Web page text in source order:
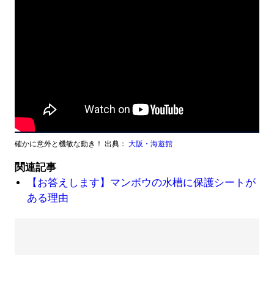
確かに意外と機敏な動き！ 出典： 大阪・海遊館
関連記事
【お答えします】マンボウの水槽に保護シートが
ある理由